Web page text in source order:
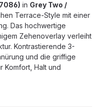
in Grey Two /
Terrace-Style mit einer
Das hochwertige
Zehenoverlay verleiht
Kontrastierende 3-
und die griffige
Komfort, Halt und